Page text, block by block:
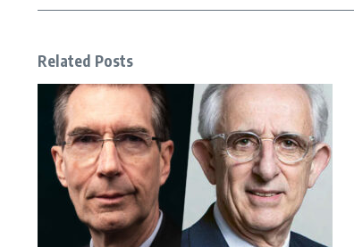
Related Posts